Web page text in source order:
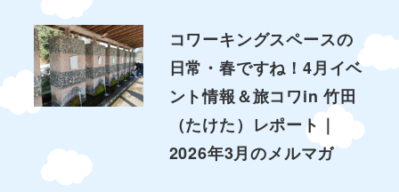
コワーキングスペースの
日常・春ですね！4月イベ
ント情報＆旅コワin 竹田
（たけた）レポート｜
2026年3月のメルマガ